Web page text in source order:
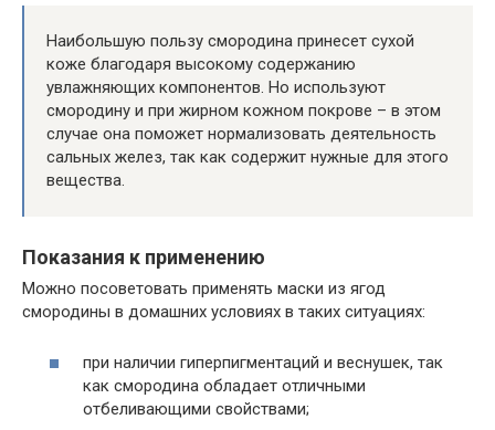
Наибольшую пользу смородина принесет сухой
коже благодаря высокому содержанию
увлажняющих компонентов. Но используют
смородину и при жирном кожном покрове – в этом
случае она поможет нормализовать деятельность
сальных желез, так как содержит нужные для этого
вещества.
Показания к применению
Можно посоветовать применять маски из ягод
смородины в домашних условиях в таких ситуациях:
при наличии гиперпигментаций и веснушек, так
как смородина обладает отличными
отбеливающими свойствами;